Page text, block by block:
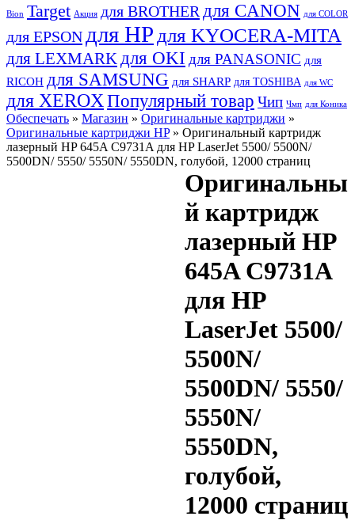
Bion Target Акция для BROTHER для CANON для COLOR
для EPSON для HP для KYOCERA-MITA
для LEXMARK для OKI для PANASONIC для
RICOH для SAMSUNG для SHARP для TOSHIBA для WC
для XEROX Популярный товар Чип Чмп для Коника
Обеспечать » Магазин » Оригинальные картриджи »
Оригинальные картриджи HP» Оригинальный картридж
лазерный HP 645A C9731A для HP LaserJet 5500/ 5500N/
5500DN/ 5550/ 5550N/ 5550DN, голубой, 12000 страниц
Оригинальны
й картридж
лазерный HP
645A C9731A
для HP
LaserJet 5500/
5500N/
5500DN/ 5550/
5550N/
5550DN,
голубой,
12000 страниц